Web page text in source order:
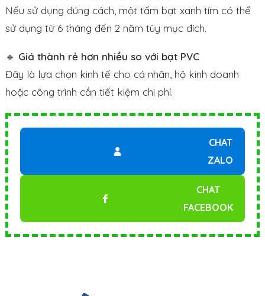
Nếu sử dụng đúng cách, một tấm bạt xanh tím có thể
sử dụng từ 6 tháng đến 2 năm tùy mục đích.
🔹 Giá thành rẻ hơn nhiều so với bạt PVC
Đây là lựa chọn kinh tế cho cá nhân, hộ kinh doanh
hoặc công trình cần tiết kiệm chi phí.
CHAT
ZALO
CHAT
FACEBOOK